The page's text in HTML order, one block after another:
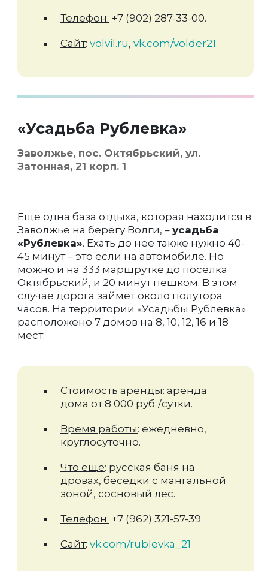
Телефон: +7 (902) 287-33-00.
Сайт: volvil.ru, vk.com/volder21
«Усадьба Рублевка»
Заволжье, пос. Октябрьский, ул.
Затонная, 21 корп. 1
Еще одна база отдыха, которая находится в
Заволжье на берегу Волги, – усадьба
«Рублевка». Ехать до нее также нужно 40-
45 минут – это если на автомобиле. Но
можно и на 333 маршрутке до поселка
Октябрьский, и 20 минут пешком. В этом
случае дорога займет около полутора
часов. На территории «Усадьбы Рублевка»
расположено 7 домов на 8, 10, 12, 16 и 18
мест.
Стоимость аренды: аренда
дома от 8 000 руб./сутки.
Время работы: ежедневно,
круглосуточно.
Что еще: русская баня на
дровах, беседки с мангальной
зоной, сосновый лес.
Телефон: +7 (962) 321-57-39.
Сайт: vk.com/rublevka_21